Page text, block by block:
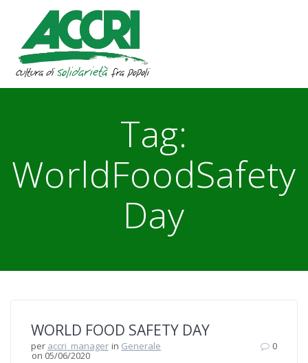
Tag:
WorldFoodSafety
Day
WORLD FOOD SAFETY DAY
per accri_manager in Generale
on 05/06/2020
0